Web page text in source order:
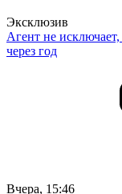
Эксклюзив
Агент не
через год
Вчера, 15:46